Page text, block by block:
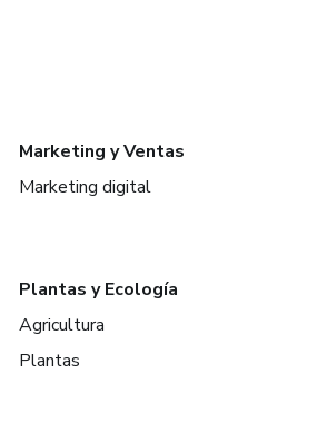
Marketing y Ventas
Marketing digital
Plantas y Ecología
Agricultura
Plantas